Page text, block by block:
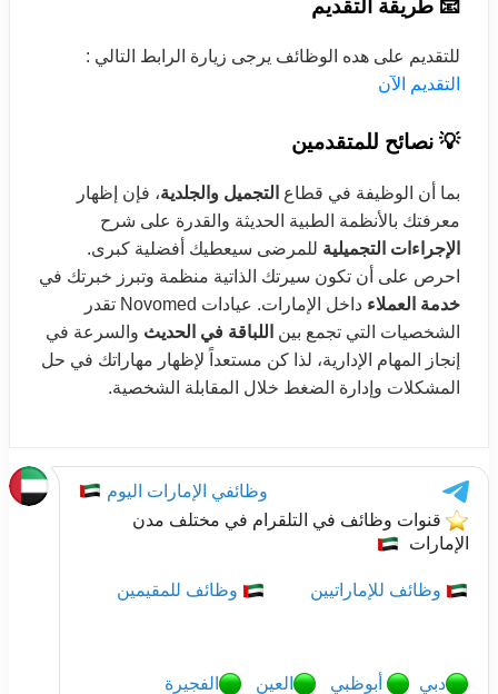
📧 طريقة التقديم
للتقديم على هده الوظائف يرجى زيارة الرابط التالي :
التقديم الآن
💡 نصائح للمتقدمين
بما أن الوظيفة في قطاع التجميل والجلدية، فإن إظهار
معرفتك بالأنظمة الطبية الحديثة والقدرة على شرح
الإجراءات التجميلية للمرضى سيعطيك أفضلية كبرى.
احرص على أن تكون سيرتك الذاتية منظمة وتبرز خبرتك في
خدمة العملاء
داخل الإمارات. عيادات Novomed تقدر
الشخصيات التي تجمع بين اللباقة في الحديث والسرعة في
إنجاز المهام الإدارية، لذا كن مستعداً لإظهار مهاراتك في حل
المشكلات وإدارة الضغط خلال المقابلة الشخصية.